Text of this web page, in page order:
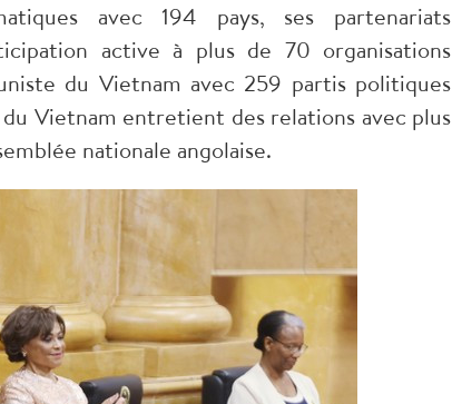
avec 194 pays, ses partenariats
active à plus de 70 organisations
du Vietnam avec 259 partis politiques
du Vietnam entretient des relations avec plus
nationale angolaise.